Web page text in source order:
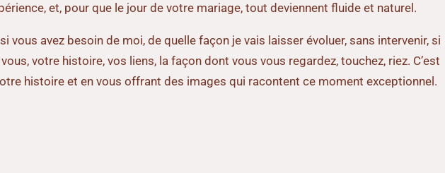
et, pour que le jour de votre mariage, tout deviennent fluide et naturel.
vous avez besoin de moi, de quelle façon je vais laisser évoluer, sans intervenir, si
votre histoire, vos liens, la façon dont vous vous regardez, touchez, riez. C’est
histoire et en vous offrant des images qui racontent ce moment exceptionnel.